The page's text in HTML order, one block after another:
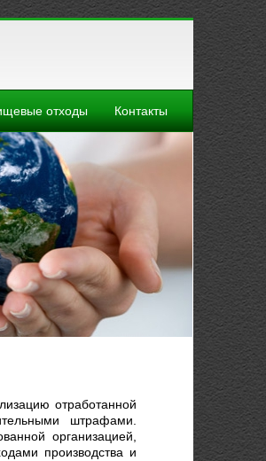
отходы Контакты
отработанной
штрафами.
организацией,
производства и